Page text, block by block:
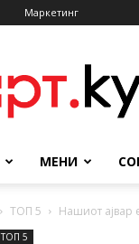
Маркетинг
МЕНИ
ТОП 5 Нашиот ајвар
ТОП 5